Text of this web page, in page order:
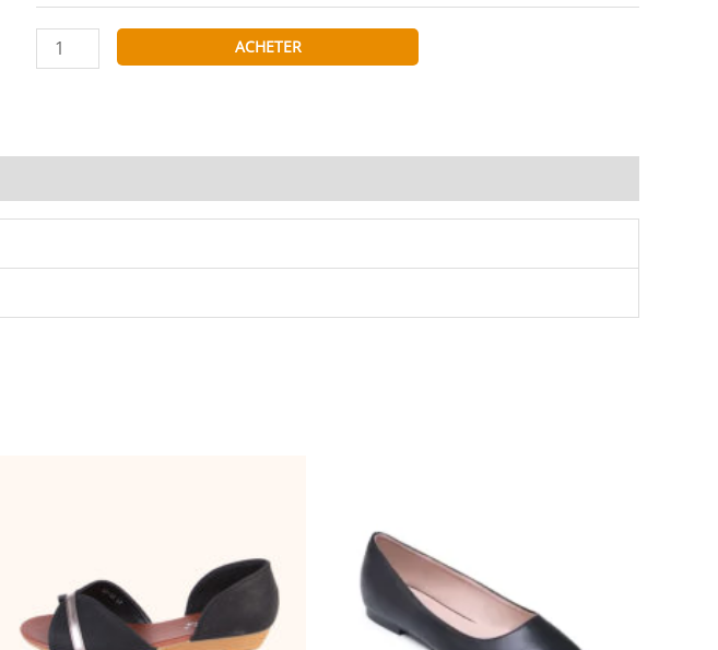
quantité
de
DY
ACHETER